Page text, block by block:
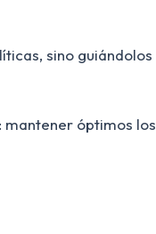
sino guiándolos
óptimos los